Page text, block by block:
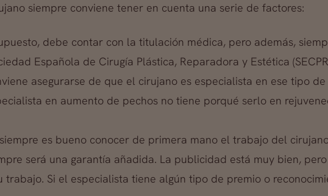
siempre conviene tener en cuenta una serie de factores:
debe contar con la titulación médica, pero además,
Española de Cirugía Plástica, Reparadora y Estética
asegurarse de que el cirujano es especialista en ese tipo
en aumento de pechos no tiene porqué serlo en
es bueno conocer de primera mano el trabajo del
será una garantía añadida. La publicidad está muy bien,
trabajo. Si el especialista tiene algún tipo de premio o